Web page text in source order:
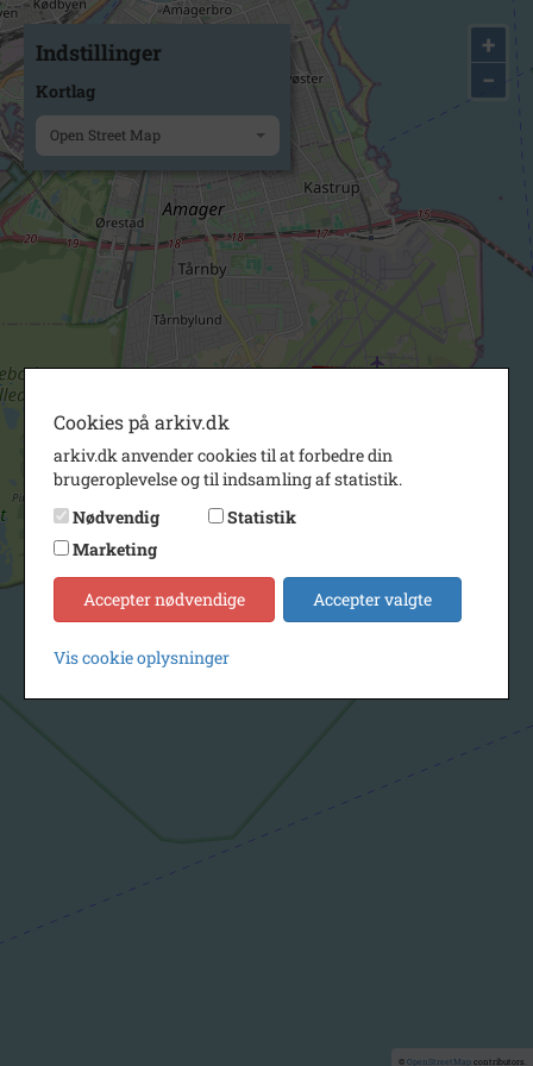
+
−
© OpenStreetMapcontributors.
Indstillinger
Kortlag
Open Street Map
Cookies på arkiv.dk
arkiv.dk anvender cookies til at forbedre din
brugeroplevelse og til indsamling af statistik.
Nødvendig
Statistik
Marketing
Accepter nødvendige Accepter valgte
Vis cookie oplysninger